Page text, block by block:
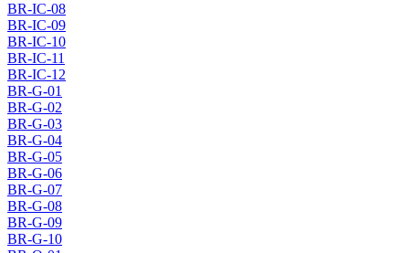
BR-IC-08
BR-IC-09
BR-IC-10
BR-IC-11
BR-IC-12
BR-G-01
BR-G-02
BR-G-03
BR-G-04
BR-G-05
BR-G-06
BR-G-07
BR-G-08
BR-G-09
BR-G-10